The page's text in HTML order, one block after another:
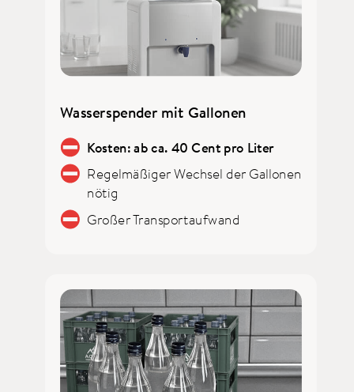
Wasserspender mit Gallonen
Kosten: ab ca. 40 Cent pro Liter
Regelmäßiger Wechsel der Gallonen
nötig
Großer Transportaufwand